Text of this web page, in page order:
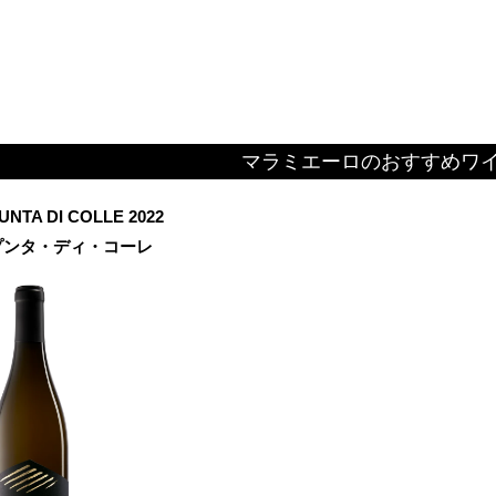
マラミエーロのおすすめワ
DI COLLE 2022
ンタ・ディ・コーレ